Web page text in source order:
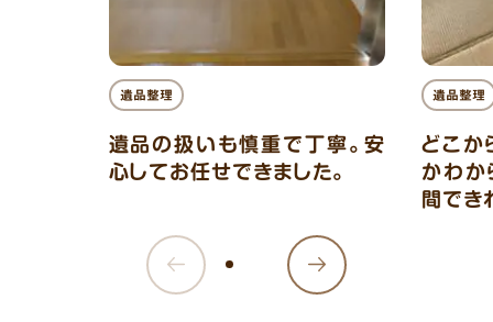
遺品整理
遺品の扱いも慎重で丁寧。安
心してお任せできました。
遺品整理
どこか
かわか
間でき